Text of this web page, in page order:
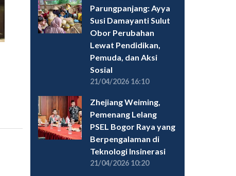
Parungpanjang: Ayya
Susi Damayanti Sulut
Obor Perubahan
Lewat Pendidikan,
Pemuda, dan Aksi
Sosial
21/04/2026 16:10
Zhejiang Weiming,
Pemenang Lelang
PSEL Bogor Raya yang
Berpengalaman di
Teknologi Insinerasi
21/04/2026 10:20